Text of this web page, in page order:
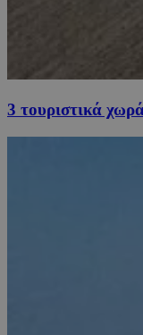
3 τουριστικά